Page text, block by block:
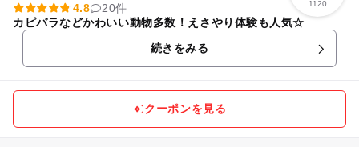
1120
4.8
20件
カピバラなどかわいい動物多数！えさやり体験も人気☆
続きをみる
クーポンを見る